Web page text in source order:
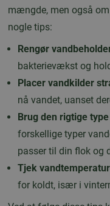
mængde, men også
nogle tips:
Rengør
bakterievækst og
Placer vandkilder
nå vandet, uanset
Brug den rigtige
forskellige typer
passer til din flok og
Tjek
for koldt, især i